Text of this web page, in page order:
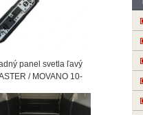
panel svetla ľavý
/ MOVANO 10-